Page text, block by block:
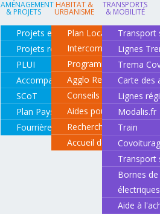
AMÉNAGEMENT
& PROJETS
Projets en cours
Projets réalisés
PLUI
Accompagnement de projets
SCoT
Plan Paysage
Fourrière animale
HABITAT &
URBANISME
Plan Local d'Urbanisme
Intercommunal
Programme local de
Agglo Renov
Conseils pour rénover
Aides pour rénover
Recherche d'un
Accueil des gens du
TRANSPORTS
& MOBILITÉ
Transport
Lignes
Trema
Carte des
Lignes
Modalis.fr
Train
Transport
Bornes
électriques
Aide à